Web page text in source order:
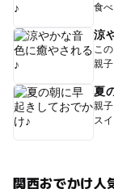
食
涼
こ
親
夏
親
ス
関西おでかけ人